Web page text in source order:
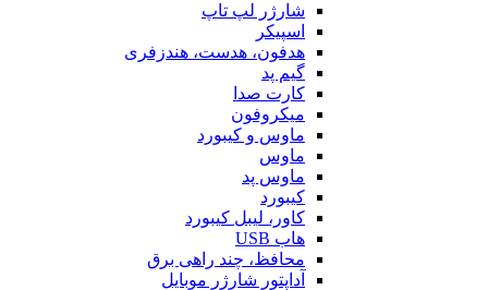
شارژر لپ تاپ
اسپیکر
هدفون، هدست، هندزفری
گیم پد
کارت صدا
میکروفون
ماوس و کیبورد
ماوس
ماوس پد
کیبورد
کاور، لیبل کیبورد
هاب USB
محافظ، چند راهی برق
آداپتور شارژر موبایل